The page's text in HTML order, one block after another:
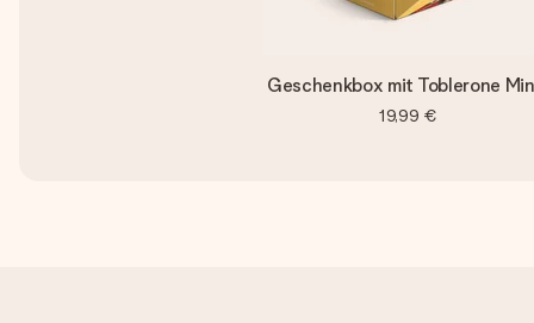
Geschenkbox mit Toblerone
19,99 €